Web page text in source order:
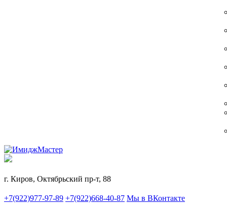
г. Киров, Октябрьский пр-т, 88
+7(922)977-97-89 +7(922)668-40-87 Мы в ВКонтакте